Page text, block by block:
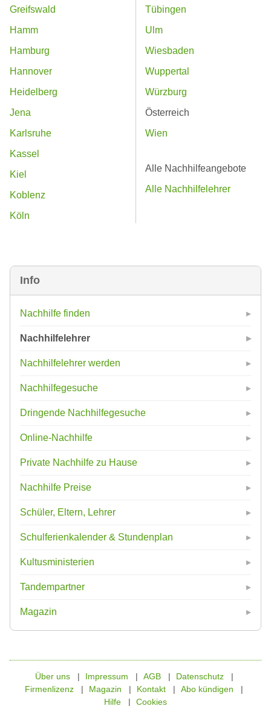
Info
Nachhilfe finden
Nachhilfelehrer
Nachhilfelehrer werden
Nachhilfegesuche
Dringende Nachhilfegesuche
Online-Nachhilfe
Private Nachhilfe zu Hause
Nachhilfe Preise
Schüler, Eltern, Lehrer
Schulferienkalender & Stundenplan
Kultusministerien
Tandempartner
Magazin
Greifswald
Hamm
Hamburg
Hannover
Heidelberg
Jena
Karlsruhe
Kassel
Kiel
Koblenz
Köln
Tübingen
Ulm
Wiesbaden
Wuppertal
Würzburg
Österreich
Wien
Alle Nachhilfeangebote
Alle Nachhilfelehrer
Über uns Impressum AGB
Datenschutz
Firmenlizenz
Magazin Kontakt
Abo kündigen
Hilfe
Cookies